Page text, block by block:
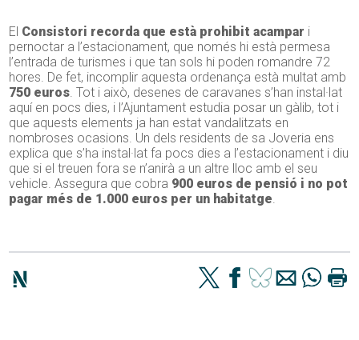
El Consistori recorda que està prohibit acampar i
pernoctar a l’estacionament, que només hi està permesa
l’entrada de turismes i que tan sols hi poden romandre 72
hores. De fet, incomplir aquesta ordenança està multat amb
750 euros. Tot i això, desenes de caravanes s’han instal·lat
aquí en pocs dies, i l’Ajuntament estudia posar un gàlib, tot i
que aquests elements ja han estat vandalitzats en
nombroses ocasions. Un dels residents de sa Joveria ens
explica que s’ha instal·lat fa pocs dies a l’estacionament i diu
que si el treuen fora se n’anirà a un altre lloc amb el seu
vehicle. Assegura que cobra 900 euros de pensió i no pot
pagar més de 1.000 euros per un habitatge.